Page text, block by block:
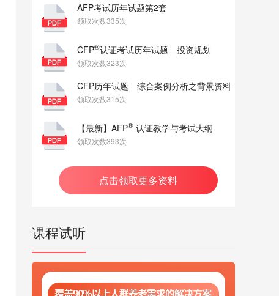
AFP考试历年试题第2套
领取次数335次
CFP®认证考试历年试题—投资规划
领取次数323次
CFP历年试题—综合案例分析之背景资料
领取次数315次
【最新】AFP® 认证教学与考试大纲
领取次数393次
点击领取更多资料
课程试听